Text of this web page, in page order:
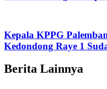
Kepala KPPG
Kedondong Raye 1
Berita Lainnya